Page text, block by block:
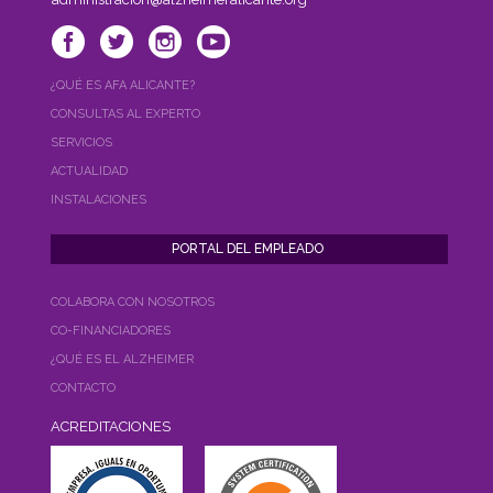
¿QUÉ ES AFA ALICANTE?
CONSULTAS AL EXPERTO
SERVICIOS
ACTUALIDAD
INSTALACIONES
COLABORA CON NOSOTROS
CO-FINANCIADORES
¿QUÉ ES EL ALZHEIMER
CONTACTO
ACREDITACIONES